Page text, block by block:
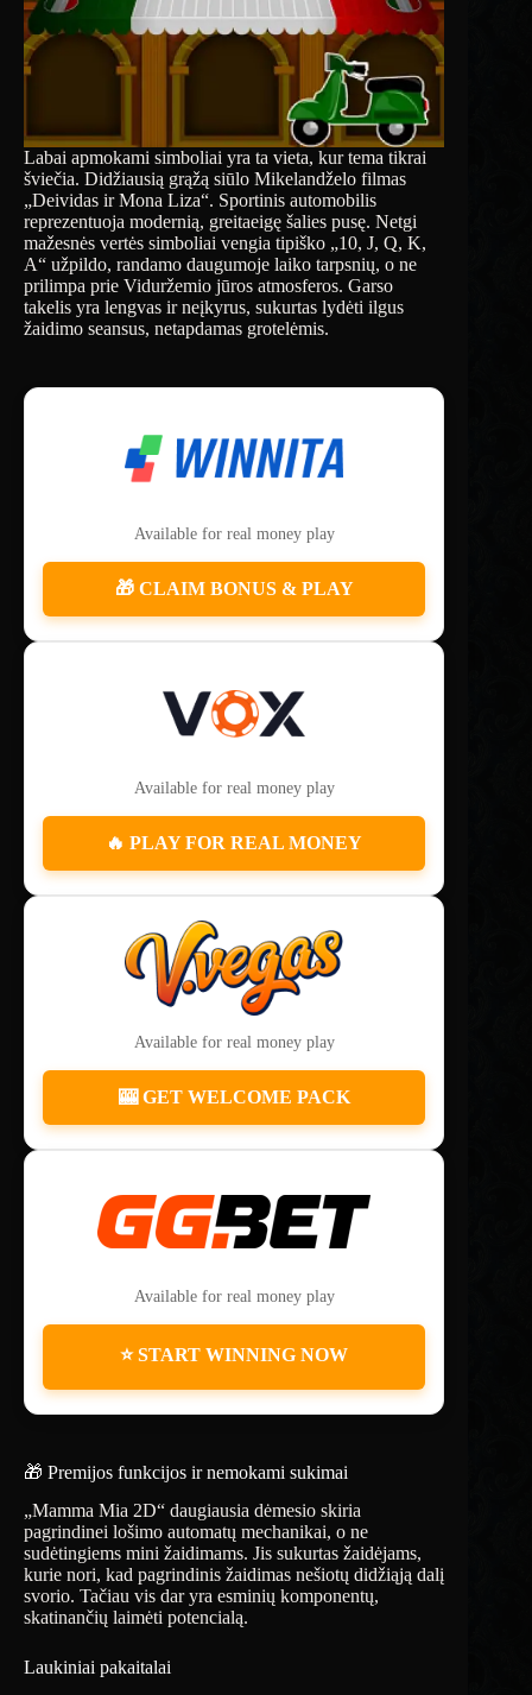
Labai apmokami simboliai yra ta vieta, kur tema tikrai
šviečia. Didžiausią grąžą siūlo Mikelandželo filmas
„Deividas ir Mona Liza“. Sportinis automobilis
reprezentuoja modernią, greitaeigę šalies pusę. Netgi
mažesnės vertės simboliai vengia tipiško „10, J, Q, K,
A“ užpildo, randamo daugumoje laiko tarpsnių, o ne
prilimpa prie Viduržemio jūros atmosferos. Garso
takelis yra lengvas ir neįkyrus, sukurtas lydėti ilgus
žaidimo seansus, netapdamas grotelėmis.
Available for real money play
🎁 CLAIM BONUS & PLAY
Available for real money play
🔥 PLAY FOR REAL MONEY
Available for real money play
🎰 GET WELCOME PACK
Available for real money play
⭐ START WINNING NOW
🎁 Premijos funkcijos ir nemokami sukimai
„Mamma Mia 2D“ daugiausia dėmesio skiria
pagrindinei lošimo automatų mechanikai, o ne
sudėtingiems mini žaidimams. Jis sukurtas žaidėjams,
kurie nori, kad pagrindinis žaidimas nešiotų didžiąją dalį
svorio. Tačiau vis dar yra esminių komponentų,
skatinančių laimėti potencialą.
Laukiniai pakaitalai